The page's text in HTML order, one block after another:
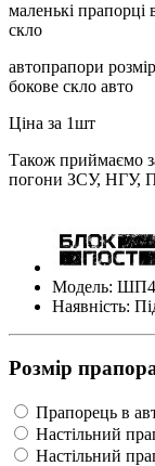
маленькі
скло
автопрапори
бокове скло авто
Ціна за 1шт
Також приймаємо
погони ЗСУ, НГУ,
Модель:
Наявність:
Розмір
Прапорець в
Настільний
Настільний